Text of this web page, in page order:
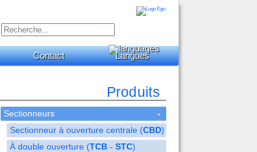
Contact Langues
Produits
-
Sectionneurs
Sectionneur à ouverture centrale (CBD)
À double ouverture (TCB - STC)